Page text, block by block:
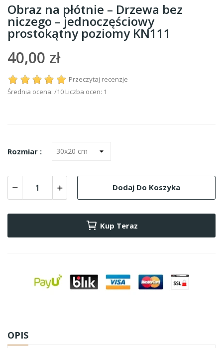
Obraz na płótnie – Drzewa bez
niczego – jednoczęściowy
prostokątny poziomy KN111
40,00 zł
Przeczytaj recenzje
Średnia ocena: /10 Liczba ocen: 1
Rozmiar :
Dodaj Do Koszyka
Kup Teraz
OPIS